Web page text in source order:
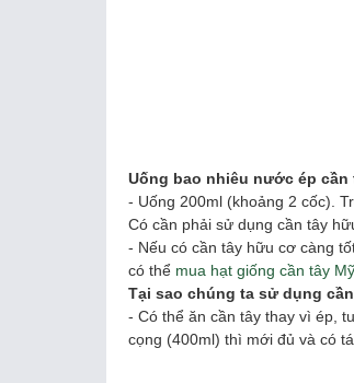
Uống bao nhiêu nước ép cần
- Uống 200ml (khoảng 2 cốc).
Có cần phải sử dụng cần tây
- Nếu có cần tây hữu cơ càng
có thể mua hạt giống cần tây Mỹ
Tại sao chúng ta sử dụng
- Có thể ăn cần tây thay vì ép,
cọng (400ml) thì mới đủ và có